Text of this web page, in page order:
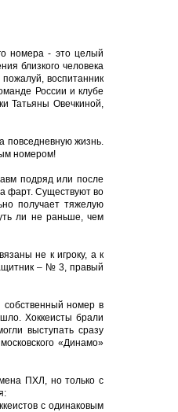
номера - это целый
близкого человека
воспитанник
России и клубе
Татьяны Овечкиной,
повседневную жизнь.
номером!
подряд или после
фарт. Существуют во
получает тяжелую
ли не раньше, чем
не к игроку, а к
– № 3, правый
собственный номер в
Хоккеисты брали
выступать сразу
«Динамо»
ПХЛ, но только с
с одинаковым